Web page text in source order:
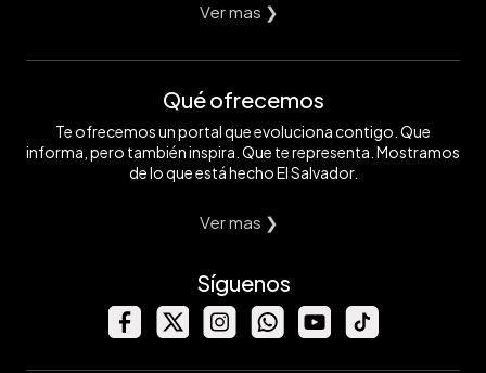
Ver mas ❯
Qué ofrecemos
Te ofrecemos un portal que evoluciona contigo. Que
informa, pero también inspira. Que te representa. Mostramos
de lo que está hecho El Salvador.
Ver mas ❯
Síguenos